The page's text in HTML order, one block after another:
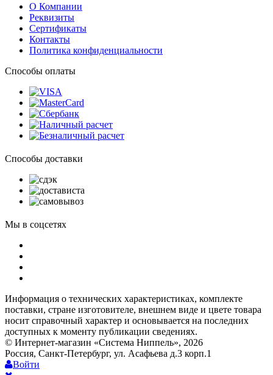
О Компании
Реквизиты
Сертификаты
Контакты
Политика конфиденциальности
Способы оплаты
Способы доставки
Мы в соцсетях
Информация о технических характеристиках, комплекте
поставки, стране изготовителе, внешнем виде и цвете товара
носит справочный характер и основывается на последних
доступных к моменту публикации сведениях.
© Интернет-магазин «Система Ниппель», 2026
Россия, Санкт-Петербург, ул. Асафьева д.3 корп.1
Войти